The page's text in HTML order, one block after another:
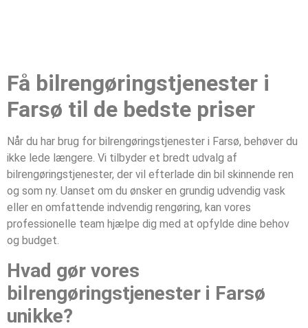
Få bilrengøringstjenester i
Farsø til de bedste priser
Når du har brug for bilrengøringstjenester i Farsø, behøver du
ikke lede længere. Vi tilbyder et bredt udvalg af
bilrengøringstjenester, der vil efterlade din bil skinnende ren
og som ny. Uanset om du ønsker en grundig udvendig vask
eller en omfattende indvendig rengøring, kan vores
professionelle team hjælpe dig med at opfylde dine behov
og budget.
Hvad gør vores
bilrengøringstjenester i Farsø
unikke?